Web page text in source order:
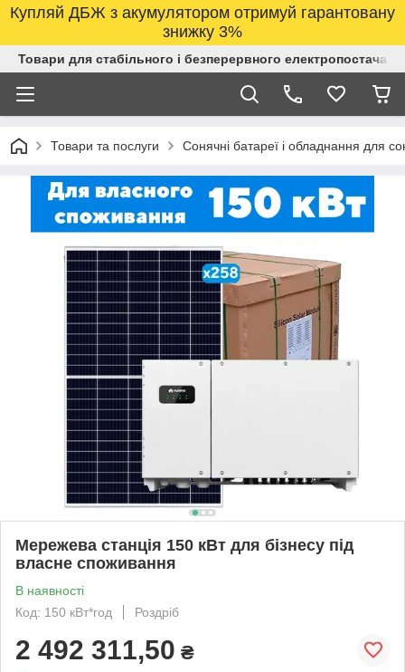
Купляй ДБЖ з акумулятором отримуй гарантовану
знижку 3%
Товари для стабільного і безперервного
Товари та послуги Сонячні батареї і обладнання для
Мережева станція 150 кВт для бізнесу під
власне споживання
В наявності
Код: 150 кВт*год
Роздріб
2 492 311,50 ₴